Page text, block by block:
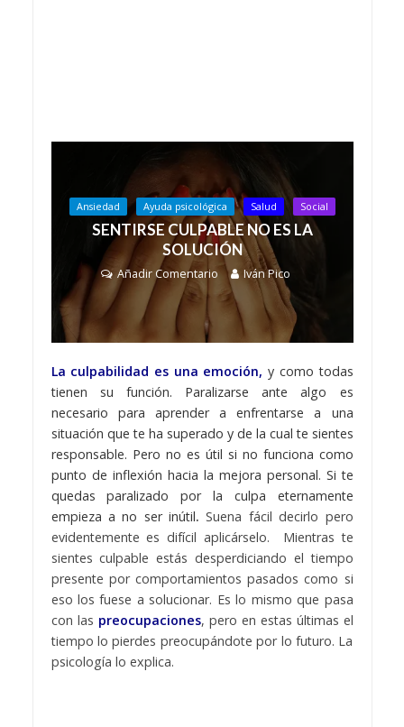
Ansiedad Ayuda psicológica Salud Social
SENTIRSE CULPABLE NO ES LA
SOLUCIÓN
Añadir Comentario Iván Pico
La culpabilidad es una emoción, y como todas
tienen su función. Paralizarse ante algo es
necesario para aprender a enfrentarse a una
situación que te ha superado y de la cual te sientes
responsable. Pero no es útil si no funciona como
punto de inflexión hacia la mejora personal. Si te
quedas paralizado por la culpa eternamente
empieza a no ser inútil. Suena fácil decirlo pero
evidentemente es difícil aplicárselo. Mientras te
sientes culpable estás desperdiciando el tiempo
presente por comportamientos pasados como si
eso los fuese a solucionar. Es lo mismo que pasa
con las preocupaciones, pero en estas últimas el
tiempo lo pierdes preocupándote por lo futuro. La
psicología lo explica.